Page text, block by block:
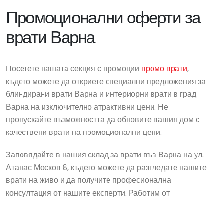
Промоционални оферти за
врати Варна
Посетете нашата секция с промоции промо врати,
където можете да откриете специални предложения за
блиндирани врати Варна и интериорни врати в град
Варна на изключително атрактивни цени. Не
пропускайте възможността да обновите вашия дом с
качествени врати на промоционални цени.
Заповядайте в нашия склад за врати във Варна на ул.
Атанас Москов 8, където можете да разгледате нашите
врати на живо и да получите професионална
консултация от нашите експерти. Работим от